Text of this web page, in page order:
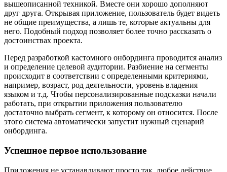
вышеописанной техникой. Вместе они хорошо дополняют
друг друга. Открывая приложение, пользователь будет видеть
не общие преимущества, а лишь те, которые актуальны для
него. Подобный подход позволяет более точно рассказать о
достоинствах проекта.
Перед разработкой кастомного онбординга проводится анализ
и определение целевой аудитории. Разбиение на сегменты
происходит в соответствии с определенными критериями,
например, возраст, род деятельности, уровень владения
языком и т.д. Чтобы персонализированные подсказки начали
работать, при открытии приложения пользователю
достаточно выбрать сегмент, к которому он относится. После
этого система автоматически запустит нужный сценарий
онбординга.
Успешное первое использование
Приложения не устанавливают просто так, любое действие